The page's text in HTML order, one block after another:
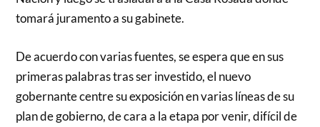
tomará juramento a su gabinete.
De acuerdo con varias fuentes, se espera que en sus
primeras palabras tras ser investido, el nuevo
gobernante centre su exposición en varias líneas de su
plan de gobierno, de cara a la etapa por venir, difícil de